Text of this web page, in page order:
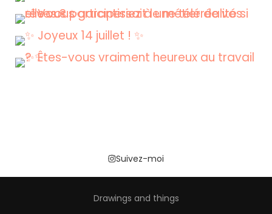
Suivez-moi
Drawings and things